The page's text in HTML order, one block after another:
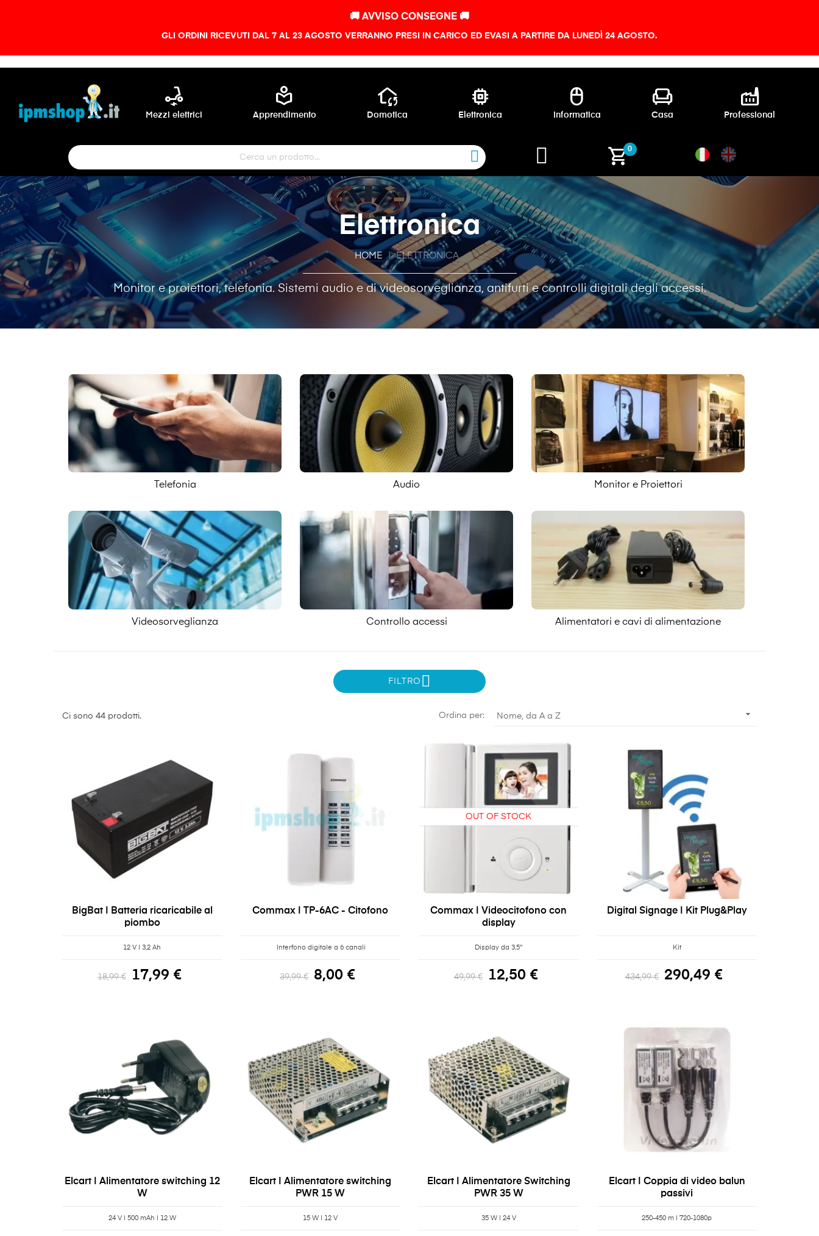
🚚 AVVISO CONSEGNE 🚚
GLI ORDINI RICEVUTI DAL 7 AL 23 AGOSTO VERRANNO PRESI IN CARICO ED EVASI A PARTIRE DA LUNEDÌ 24 AGOSTO.
electric_scooter
Mezzi elettrici
local_library
Apprendimento
wifi_home
Domotica
memory
Elettronica
mouse
Informatica
chair
Casa
factory
Professional
shopping_cart0
Elettronica
HOME ELETTRONICA
Monitor e proiettori, telefonia. Sistemi audio e di videosorveglianza, antifurti e controlli digitali degli accessi.
Telefonia Audio Monitor e Proiettori
Videosorveglianza Controllo accessi Alimentatori e cavi di alimentazione
FILTRO
Ci sono 44 prodotti. Ordina per: Nome, da A a Z 
BigBat | Batteria ricaricabile al
piombo
12 V | 3,2 Ah
18,99 € 17,99 €
Commax | TP-6AC - Citofono
Interfono digitale a 6 canali
39,99 € 8,00 €
OUT OF STOCK
Commax | Videocitofono con
display
Display da 3,5"
49,99 € 12,50 €
Digital Signage | Kit Plug&Play
Kit
434,99 € 290,49 €
Elcart | Alimentatore switching 12
W
24 V | 500 mAh | 12 W
Elcart | Alimentatore switching
PWR 15 W
15 W | 12 V
Elcart | Alimentatore Switching
PWR 35 W
35 W | 24 V
Elcart | Coppia di video balun
passivi
250-450 m | 720-1080p